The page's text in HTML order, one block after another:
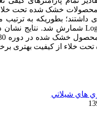
خشک شده تحت
داشتند؛ بطوریکه به ترتیب
شمارش شد. نتایج نشان
خلاء از کیفیت بهتری
هاي شيلاتي